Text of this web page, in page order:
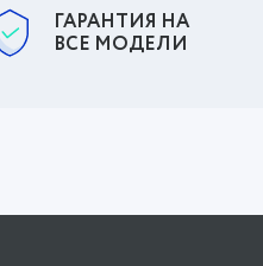
ГАРАНТИЯ НА
ВСЕ МОДЕЛИ